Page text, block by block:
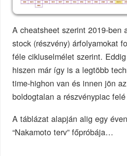
A cheatsheet szerint 2019-ben
stock (részvény) árfolyamokat
féle cikluselmélet szerint.
hiszen már így is a legtöbb
time-highon van és innen jön
boldogtalan a részvénypiac
A táblázat alapján alig egy
“Nakamoto terv” főpróbája…